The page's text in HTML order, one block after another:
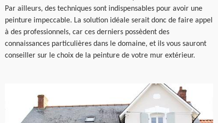
Par ailleurs, des techniques sont indispensables pour avoir une
peinture impeccable. La solution idéale serait donc de faire appel
à des professionnels, car ces derniers possèdent des
connaissances particulières dans le domaine, et ils vous sauront
conseiller sur le choix de la peinture de votre mur extérieur.